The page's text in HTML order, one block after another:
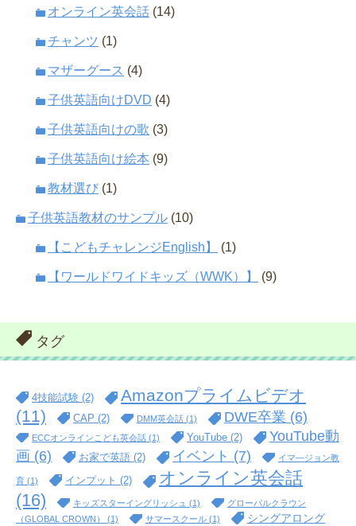
オンライン英会話 (14)
チャンツ (1)
マザーグース (4)
子供英語向けDVD (4)
子供英語向けの歌 (3)
子供英語向け絵本 (9)
教材選び (1)
子供英語教材のサンプル (10)
【こどもチャレンジEnglish】 (1)
【ワールドワイドキッズ（WWK）】 (9)
タグ
4技能試験 (2)
Amazonプライムビデオ
(11)
CAP (2) DMM英会話 (1) DWE卒業 (6)
ECCオンラインこども英会話 (1) YouTube (2)
YouTube動
画 (6) お家で英語 (2) イベント (7) イマ―ジョン教
育 (1) インプット (2)
オンライン英会話
(16)
キッズスターイングリッシュ (1)
グローバルクラウン
（GLOBAL CROWN）
(1) サマースクール (1) シングアロング